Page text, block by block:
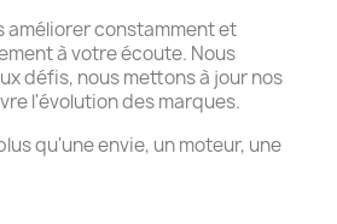
améliorer constamment et
à votre écoute. Nous
défis, nous mettons à jour nos
l'évolution des marques.
qu'une envie, un moteur, une